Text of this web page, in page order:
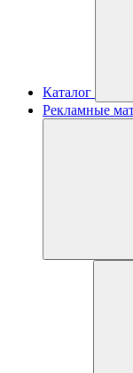
Каталог
Рекламные